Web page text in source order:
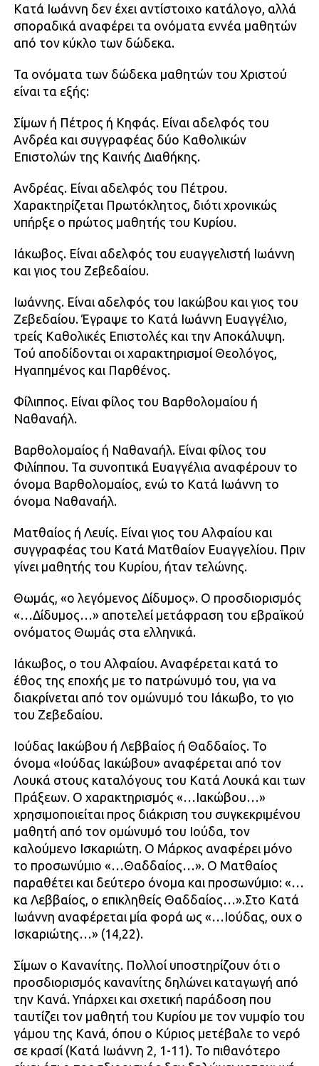
Κατά Ιωάννη δεν έχει αντίστοιχο κατάλογο, αλλά
σποραδικά αναφέρει τα ονόματα εννέα μαθητών
από τον κύκλο των δώδεκα.
Τα ονόματα των δώδεκα μαθητών του Χριστού
είναι τα εξής:
Σίμων ή Πέτρος ή Κηφάς. Είναι αδελφός του
Ανδρέα και συγγραφέας δύο Καθολικών
Επιστολών της Καινής Διαθήκης.
Ανδρέας. Είναι αδελφός του Πέτρου.
Χαρακτηρίζεται Πρωτόκλητος, διότι χρονικώς
υπήρξε ο πρώτος μαθητής του Κυρίου.
Ιάκωβος. Είναι αδελφός του ευαγγελιστή Ιωάννη
και γιος του Ζεβεδαίου.
Ιωάννης. Είναι αδελφός του Ιακώβου και γιος του
Ζεβεδαίου. Έγραψε το Κατά Ιωάννη Ευαγγέλιο,
τρείς Καθολικές Επιστολές και την Αποκάλυψη.
Τού αποδίδονται οι χαρακτηρισμοί Θεολόγος,
Ηγαπημένος και Παρθένος.
Φίλιππος. Είναι φίλος του Βαρθολομαίου ή
Ναθαναήλ.
Βαρθολομαίος ή Ναθαναήλ. Είναι φίλος του
Φιλίππου. Τα συνοπτικά Ευαγγέλια αναφέρουν το
όνομα Βαρθολομαίος, ενώ το Κατά Ιωάννη το
όνομα Ναθαναήλ.
Ματθαίος ή Λευίς. Είναι γιος του Αλφαίου και
συγγραφέας του Κατά Ματθαίον Ευαγγελίου. Πριν
γίνει μαθητής του Κυρίου, ήταν τελώνης.
Θωμάς, «ο λεγόμενος Δίδυμος». Ο προσδιορισμός
«…Δίδυμος…» αποτελεί μετάφραση του εβραϊκού
ονόματος Θωμάς στα ελληνικά.
Ιάκωβος, ο του Αλφαίου. Αναφέρεται κατά το
έθος της εποχής με το πατρώνυμό του, για να
διακρίνεται από τον ομώνυμό του Ιάκωβο, το γιο
του Ζεβεδαίου.
Ιούδας Ιακώβου ή Λεββαίος ή Θαδδαίος. Το
όνομα «Ιούδας Ιακώβου» αναφέρεται από τον
Λουκά στους καταλόγους του Κατά Λουκά και των
Πράξεων. Ο χαρακτηρισμός «…Ιακώβου…»
χρησιμοποιείται προς διάκριση του συγκεκριμένου
μαθητή από τον ομώνυμό του Ιούδα, τον
καλούμενο Ισκαριώτη. Ο Μάρκος αναφέρει μόνο
το προσωνύμιο «…Θαδδαίος…». Ο Ματθαίος
παραθέτει και δεύτερο όνομα και προσωνύμιο: «…
καὶ Λεββαίος, ο επικληθείς Θαδδαίος…».Στο Κατά
Ιωάννη αναφέρεται μία φορά ως «…Ιούδας, ουχ ο
Ισκαριώτης…» (14,22).
Σίμων ο Κανανίτης. Πολλοί υποστηρίζουν ότι ο
προσδιορισμός κανανίτης δηλώνει καταγωγή από
την Κανά. Υπάρχει και σχετική παράδοση που
ταυτίζει τον μαθητή του Κυρίου με τον νυμφίο του
γάμου της Κανά, όπου ο Κύριος μετέβαλε το νερό
σε κρασί (Κατά Ιωάννη 2, 1-11). Το πιθανότερο